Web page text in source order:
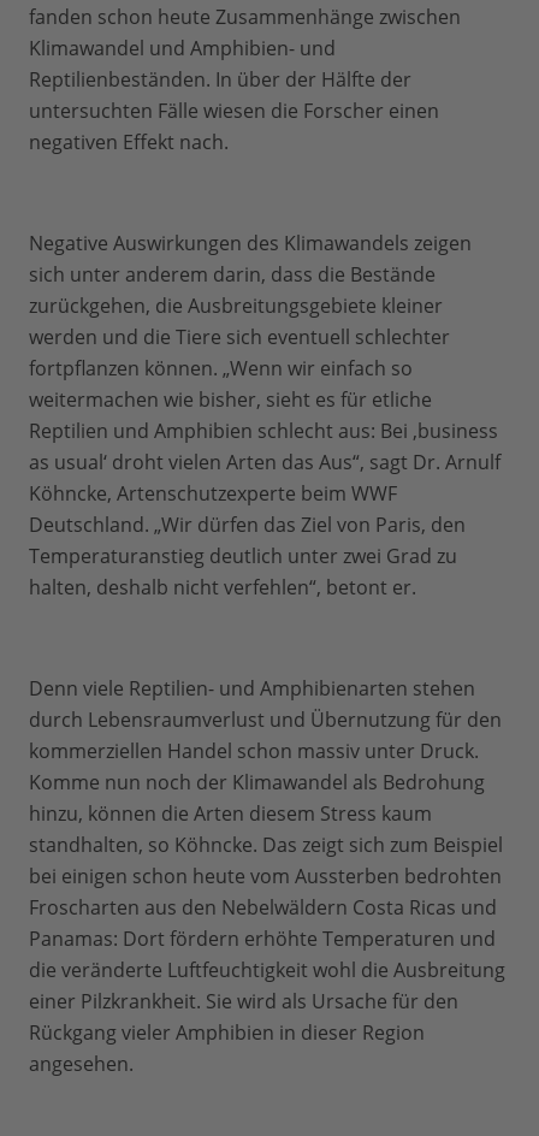
fanden schon heute Zusammenhänge zwischen
Klimawandel und Amphibien- und
Reptilienbeständen. In über der Hälfte der
untersuchten Fälle wiesen die Forscher einen
negativen Effekt nach.
Negative Auswirkungen des Klimawandels zeigen
sich unter anderem darin, dass die Bestände
zurückgehen, die Ausbreitungsgebiete kleiner
werden und die Tiere sich eventuell schlechter
fortpflanzen können. „Wenn wir einfach so
weitermachen wie bisher, sieht es für etliche
Reptilien und Amphibien schlecht aus: Bei ‚business
as usual‘ droht vielen Arten das Aus“, sagt Dr. Arnulf
Köhncke, Artenschutzexperte beim WWF
Deutschland. „Wir dürfen das Ziel von Paris, den
Temperaturanstieg deutlich unter zwei Grad zu
halten, deshalb nicht verfehlen“, betont er.
Denn viele Reptilien- und Amphibienarten stehen
durch Lebensraumverlust und Übernutzung für den
kommerziellen Handel schon massiv unter Druck.
Komme nun noch der Klimawandel als Bedrohung
hinzu, können die Arten diesem Stress kaum
standhalten, so Köhncke. Das zeigt sich zum Beispiel
bei einigen schon heute vom Aussterben bedrohten
Froscharten aus den Nebelwäldern Costa Ricas und
Panamas: Dort fördern erhöhte Temperaturen und
die veränderte Luftfeuchtigkeit wohl die Ausbreitung
einer Pilzkrankheit. Sie wird als Ursache für den
Rückgang vieler Amphibien in dieser Region
angesehen.